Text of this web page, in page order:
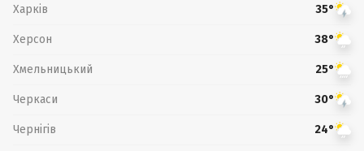
Харків 35°
Херсон 38°
Хмельницький 25°
Черкаси 30°
Чернігів 24°